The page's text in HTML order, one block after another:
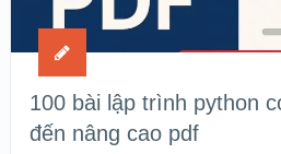
100 bài lập trình python
đến nâng cao pdf